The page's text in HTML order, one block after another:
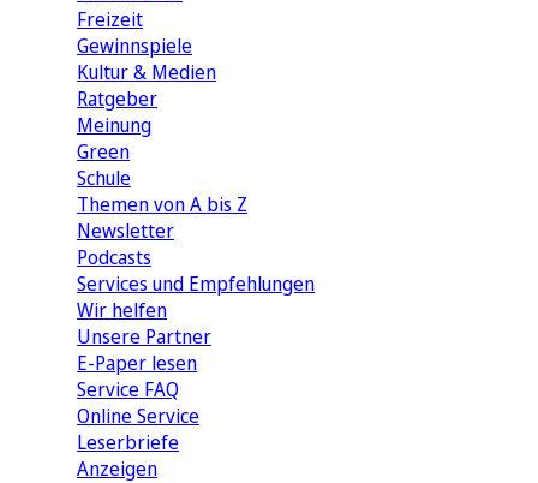
Freizeit
Gewinnspiele
Kultur & Medien
Ratgeber
Meinung
Green
Schule
Themen von A bis Z
Newsletter
Podcasts
Services und Empfehlungen
Wir helfen
Unsere Partner
E-Paper lesen
Service FAQ
Online Service
Leserbriefe
Anzeigen